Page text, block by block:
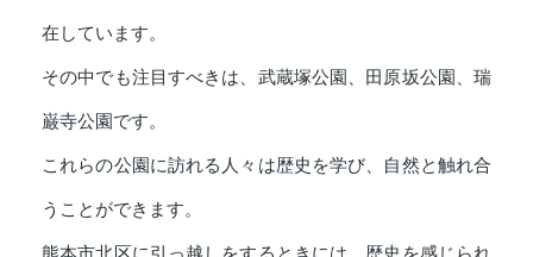
在しています。
その中でも注目すべきは、武蔵塚公園、田原坂公園、瑞
巌寺公園です。
これらの公園に訪れる人々は歴史を学び、自然と触れ合
うことができます。